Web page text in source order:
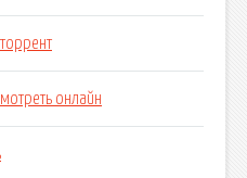
онлайн